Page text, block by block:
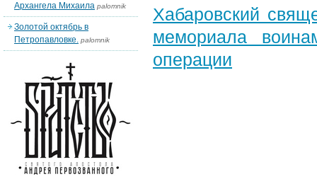
Хабаровский
мемориала
операции
Архангела Михаила palomnik
Золотой октябрь в
Петропавловке. palomnik